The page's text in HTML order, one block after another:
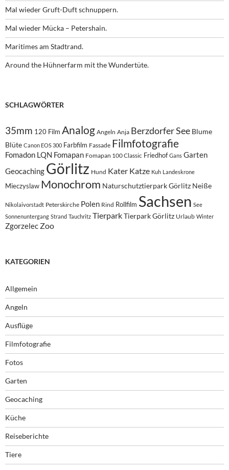
Mal wieder Gruft-Duft schnuppern.
Mal wieder Mücka – Petershain.
Maritimes am Stadtrand.
Around the Hühnerfarm mit the Wundertüte.
SCHLAGWÖRTER
35mm 120 Film Analog Angeln Anja Berzdorfer See Blume
Blüte Canon EOS 300 Farbfilm Fassade Filmfotografie
Fomadon LQN Fomapan Fomapan 100 Classic Friedhof Gans Garten
Geocaching Görlitz Hund Kater Katze Kuh Landeskrone
Mieczyslaw Monochrom Naturschutztierpark Görlitz Neiße
Nikolaivorstadt Peterskirche Polen Rind Rollfilm Sachsen See
Sonnenuntergang Strand Tauchritz TierparkTierpark Görlitz Urlaub Winter
Zgorzelec Zoo
KATEGORIEN
Allgemein
Angeln
Ausflüge
Filmfotografie
Fotos
Garten
Geocaching
Küche
Reiseberichte
Tiere